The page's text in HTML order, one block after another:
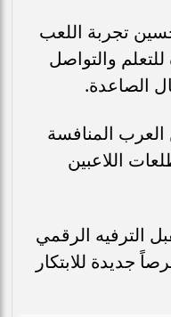
تجربة اللعب
والتواصل
الصاعدة.
العرب المنافسة
اللاعبين
الترفيه الرقمي
جديدة للابتكار